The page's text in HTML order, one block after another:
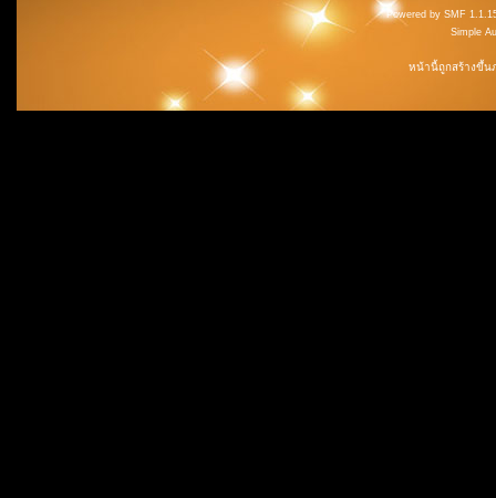
Powered by SMF
Simple
หน้านี้ถูกสร้างขึ้น